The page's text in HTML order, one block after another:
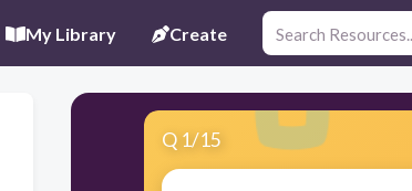
My Library Create
Q 1/15